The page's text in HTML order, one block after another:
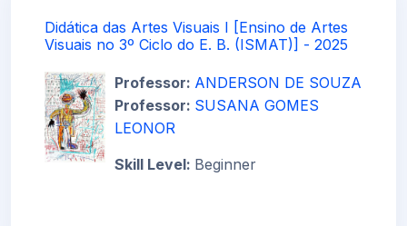
Didática das Artes Visuais I [Ensino de Artes
Visuais no 3º Ciclo do E. B. (ISMAT)] - 2025
Professor: ANDERSON DE SOUZA
Professor: SUSANA GOMES
LEONOR
Skill Level: Beginner